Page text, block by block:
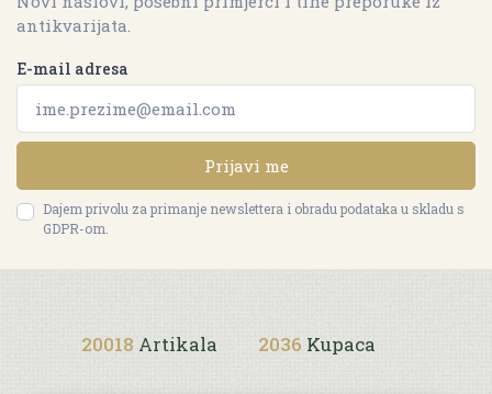
antikvarijata.
E-mail adresa
Prijavi me
Dajem privolu za primanje newslettera i obradu podataka u skladu s
GDPR-om.
20018 Artikala 2036 Kupaca